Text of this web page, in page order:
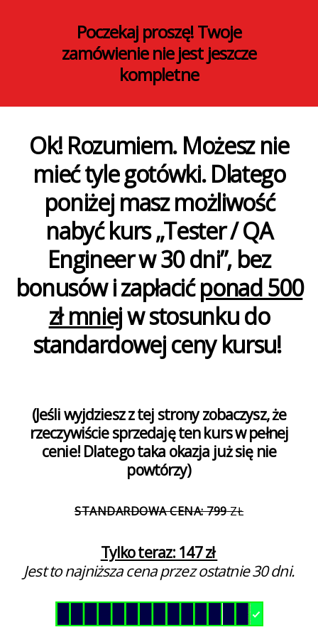
Poczekaj proszę! Twoje
zamówienie nie jest jeszcze
kompletne
Ok! Rozumiem. Możesz nie
mieć tyle gotówki. Dlatego
poniżej masz możliwość
nabyć kurs „Tester / QA
Engineer w 30 dni”, bez
bonusów i zapłacićponad 500
zł mniejw stosunku do
standardowej ceny kursu!
(Jeśli wyjdziesz z tej strony zobaczysz, że
rzeczywiście sprzedaję ten kurs w pełnej
cenie! Dlatego taka okazja już się nie
powtórzy)
STANDARDOWA CENA: 799ZŁ
Tylko teraz: 147 zł
Jest to najniższa cena przez ostatnie 30 dni.